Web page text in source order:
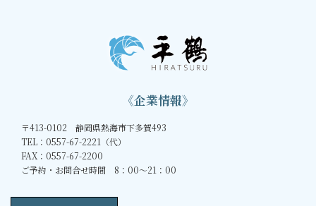
《企業情報》
〒413-0102 静岡県熱海市下多賀493
TEL：0557-67-2221（代）
FAX：0557-67-2200
ご予約・お問合せ時間 8：00～21：00